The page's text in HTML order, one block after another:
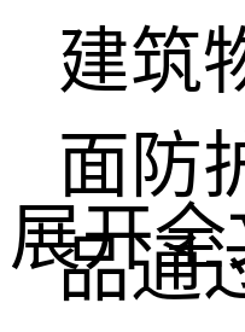
建筑
面防
品通
展开